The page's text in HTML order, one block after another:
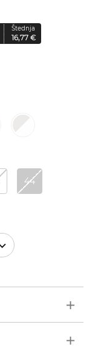
Štednja
16,77 €
44